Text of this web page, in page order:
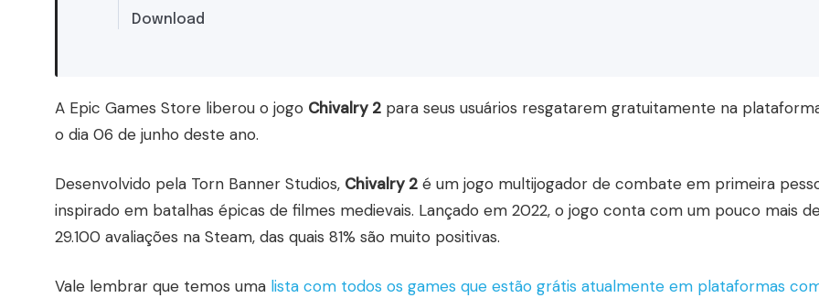
Download
A Epic Games Store liberou o jogo Chivalry 2 para seus usuários resgatarem gratuitamente na
o dia 06 de junho deste ano.
Desenvolvido pela Torn Banner Studios, Chivalry 2 é um jogo multijogador de combate em primeira
inspirado em batalhas épicas de filmes medievais. Lançado em 2022, o jogo conta com um pouco mais
29.100 avaliações na Steam, das quais 81% são muito positivas.
Vale lembrar que temos uma lista com todos os games que estão grátis atualmente em plataformas